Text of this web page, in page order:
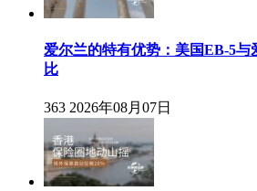
爱尔兰的特有优势：美国EB-5
比
363 2026年08月07日